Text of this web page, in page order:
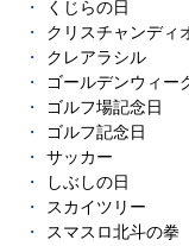
くじらの日
クリスチャンディ
クレアラシル
ゴールデンウィー
ゴルフ場記念日
ゴルフ記念日
サッカー
しぶしの日
スカイツリー
スマスロ北斗の拳